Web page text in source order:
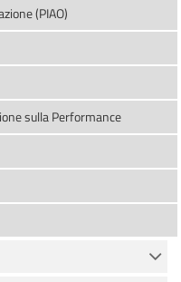
(PIAO)
sulla Performance